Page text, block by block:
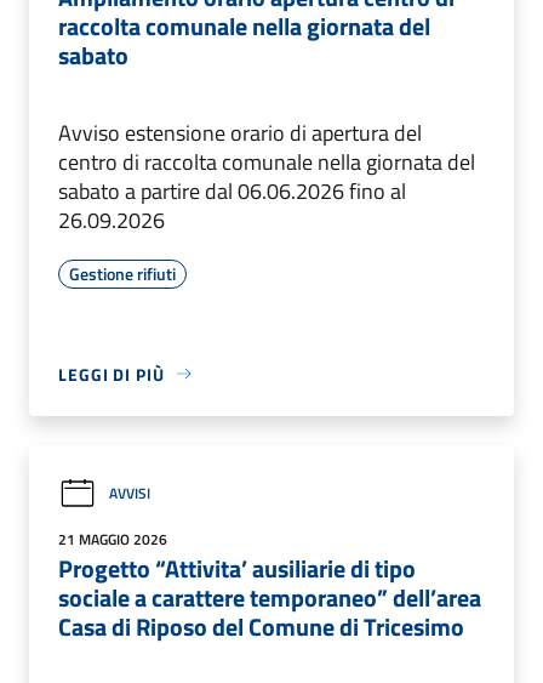
raccolta comunale nella giornata del
sabato
Avviso estensione orario di apertura del
centro di raccolta comunale nella giornata del
sabato a partire dal 06.06.2026 fino al
26.09.2026
Gestione rifiuti
LEGGI DI PIÙ
AVVISI
21 MAGGIO 2026
Progetto “Attivita’ ausiliarie di tipo
sociale a carattere temporaneo” dell’area
Casa di Riposo del Comune di Tricesimo